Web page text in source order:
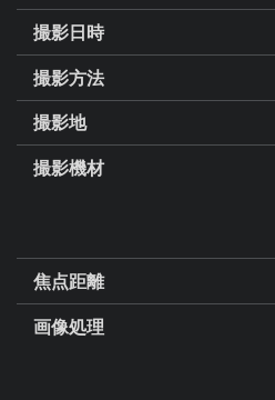
撮影日時
撮影方法
撮影地
撮影機材
焦点距離
画像処理